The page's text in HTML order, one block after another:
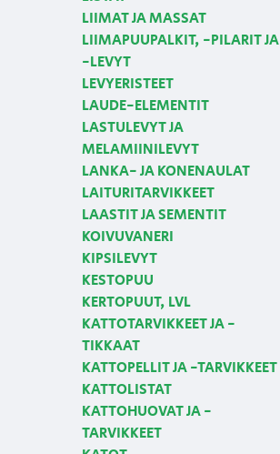
LIIMAT JA MASSAT
LIIMAPUUPALKIT, -PILARIT JA
-LEVYT
LEVYERISTEET
LAUDE-ELEMENTIT
LASTULEVYT JA
MELAMIINILEVYT
LANKA- JA KONENAULAT
LAITURITARVIKKEET
LAASTIT JA SEMENTIT
KOIVUVANERI
KIPSILEVYT
KESTOPUU
KERTOPUUT, LVL
KATTOTARVIKKEET JA -
TIKKAAT
KATTOPELLIT JA -TARVIKKEET
KATTOLISTAT
KATTOHUOVAT JA -
TARVIKKEET